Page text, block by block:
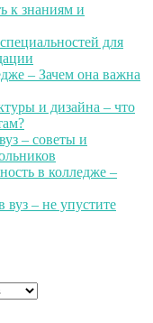
к знаниям и
для
– Зачем она важна
и дизайна – что
– советы и
в колледже –
– не упустите